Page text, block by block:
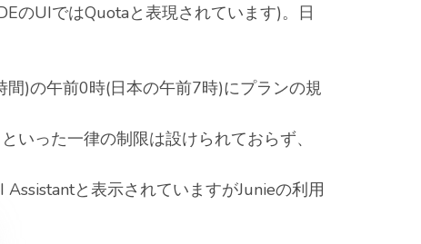
のUIではQuotaと表現されています)。日
)の午前0時(日本の午前7時)にプランの規
った一律の制限は設けられておらず、
と表示されていますがJunieの利用